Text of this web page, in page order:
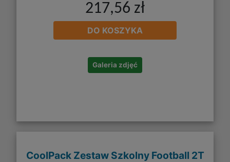
217,56 zł
DO KOSZYKA
Galeria zdjęć
CoolPack Zestaw Szkolny Football 2T